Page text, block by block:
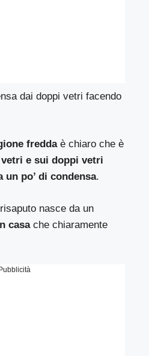
dai doppi vetri facendo
freddaè chiaro che è
e sui doppi vetri
po’ di condensa.
nasce da un
casache chiaramente
Pubblicità